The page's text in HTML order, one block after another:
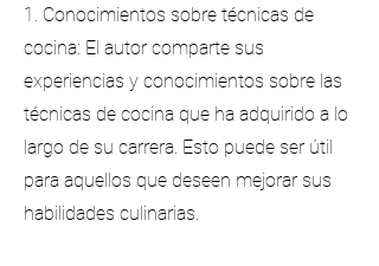
1. Conocimientos sobre técnicas de
cocina: El autor comparte sus
experiencias y conocimientos sobre las
técnicas de cocina que ha adquirido a lo
largo de su carrera. Esto puede ser útil
para aquellos que deseen mejorar sus
habilidades culinarias.